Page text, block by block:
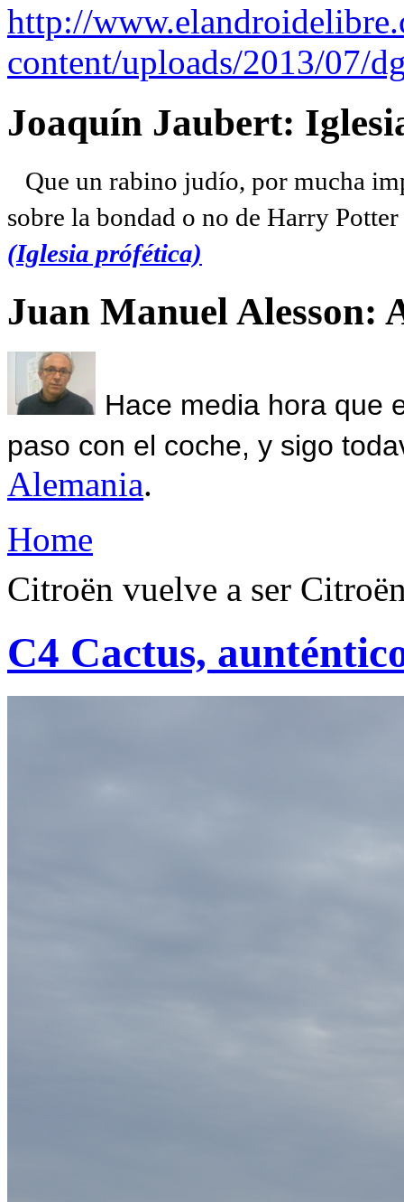
http://
content/uploads/2013/07/
Joaquín Jaubert:
Que un rabino judío, por mucha
sobre la bondad o no de Harry
(Iglesia prófética)
Juan Manuel Alesson:
Hace media hora que
paso con el coche, y sigo
Alemania.
Home
Citroën vuelve a ser
C4 Cactus,